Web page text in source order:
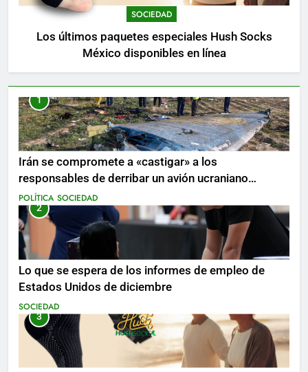
SOCIEDAD
Los últimos paquetes especiales Hush Socks
México disponibles en línea
1
Irán se compromete a «castigar» a los
responsables de derribar un avión ucraniano
mientras se realizan arrestos
POLÍTICA SOCIEDAD
2
Lo que se espera de los informes de empleo de
Estados Unidos de diciembre
SOCIEDAD
3